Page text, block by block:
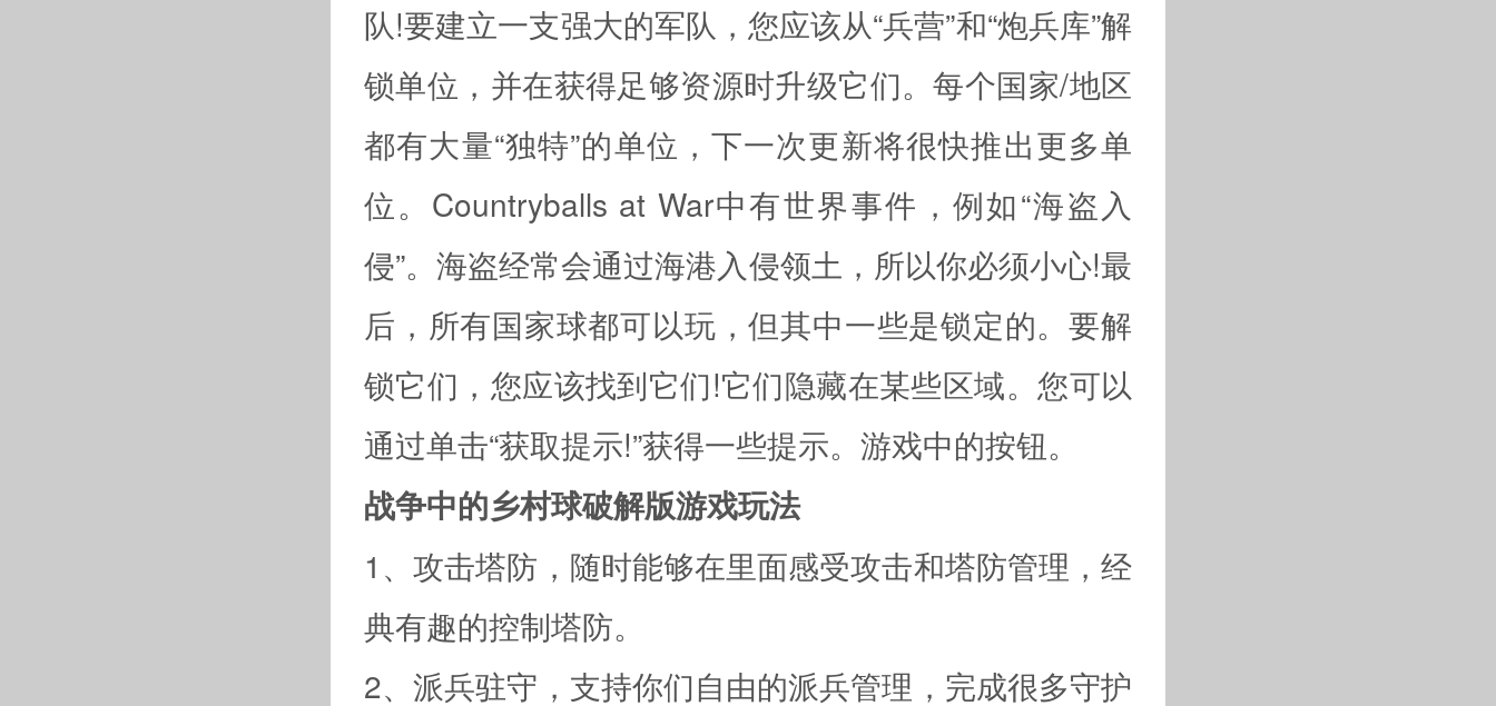
队!要建立一支强大的军队，您应该从“兵营”和“炮兵库”解
锁单位，并在获得足够资源时升级它们。每个国家/地区
都有大量“独特”的单位，下一次更新将很快推出更多单
位。Countryballs at War中有世界事件，例如“海盗入
侵”。海盗经常会通过海港入侵领土，所以你必须小心!最
后，所有国家球都可以玩，但其中一些是锁定的。要解
锁它们，您应该找到它们!它们隐藏在某些区域。您可以
通过单击“获取提示!”获得一些提示。游戏中的按钮。
战争中的乡村球破解版游戏玩法
1、攻击塔防，随时能够在里面感受攻击和塔防管理，经
典有趣的控制塔防。
2、派兵驻守，支持你们自由的派兵管理，完成很多守护